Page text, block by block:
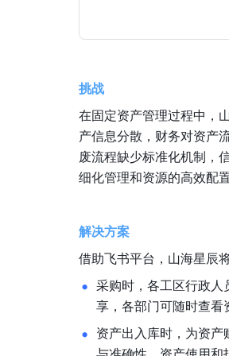
挑战
在固定资产管理过程中，
产信息分散，财务对资产
废流程缺少标准化机制，
细化管理和资源的高效配置
解决方案
借助飞书平台，山海星辰
采购时，各工区行政人
享，各部门可随时查看
资产出入库时，为资